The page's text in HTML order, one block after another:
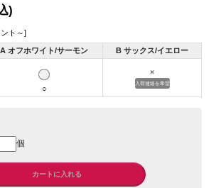
)
ト～]
A オフホワイト/サーモン B サックス/イエロー
○
×
入荷連絡を希望
個